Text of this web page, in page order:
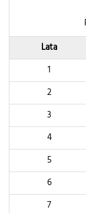
Lata
1
2
3
4
5
6
7